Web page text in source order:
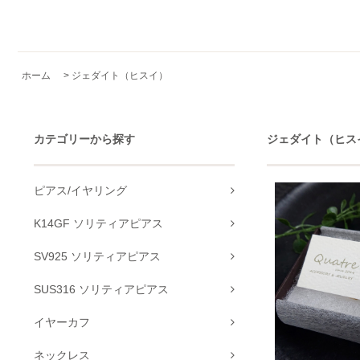
ホーム > ジェダイト（ヒスイ）
カテゴリーから探す
ピアス/イヤリング
K14GF ソリティアピアス
SV925 ソリティアピアス
SUS316 ソリティアピアス
イヤーカフ
ネックレス
ジェダイト（ヒス